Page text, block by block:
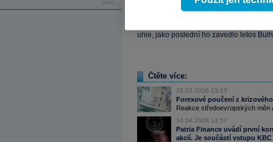
více...
Česko se zavázalo přijmout euro při
unie, jako poslední ho zavedlo letos
Čtěte více:
26.03.2026 13:13
Forexové poučení z
Reakce středoevropských měn
16.04.2026 13:57
Patria Finance uvádí první
akcií. Je součástí vstupu